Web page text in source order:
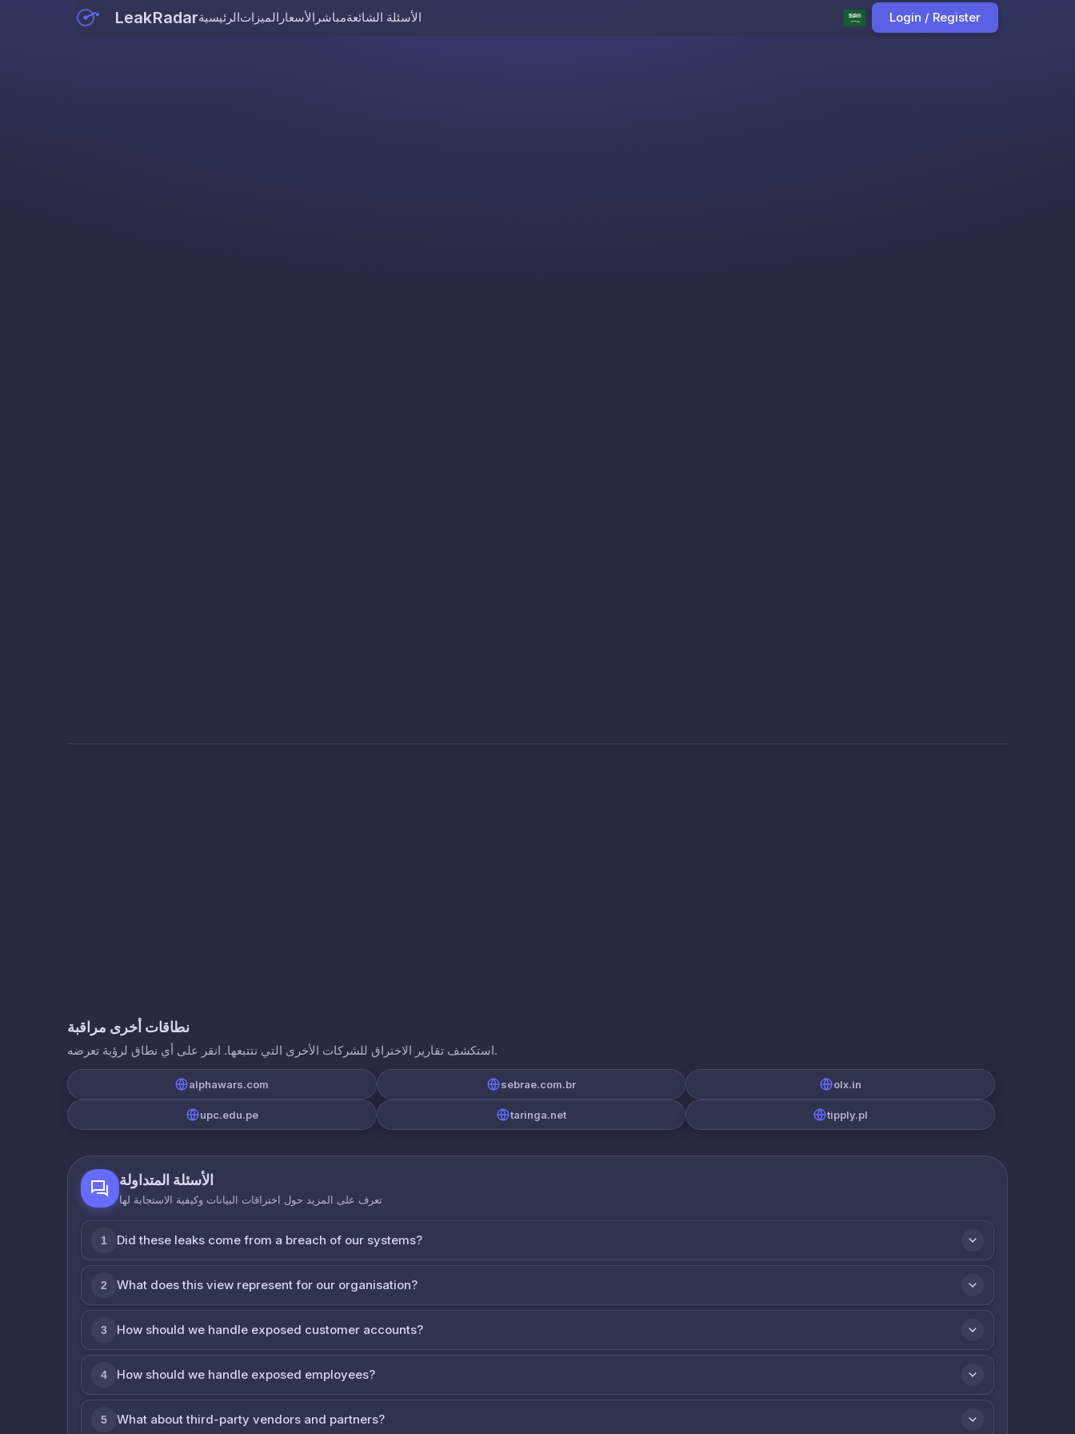
LeakRadarالرئيسيةالميزات الأسعار مباشرالأسئلة الشائعة Login / Register
نطاقات أخرى مراقبة
استكشف تقارير الاختراق للشركات الأخرى التي نتتبعها. انقر على أي نطاق لرؤية تعرضه.
alphawars.com sebrae.com.br olx.in
upc.edu.pe taringa.net tipply.pl
الأسئلة المتداولة
تعرف على المزيد حول اختراقات البيانات وكيفية الاستجابة لها
1 Did these leaks come from a breach of our systems?
2 What does this view represent for our organisation?
3 How should we handle exposed customer accounts?
4 How should we handle exposed employees?
5 What about third-party vendors and partners?